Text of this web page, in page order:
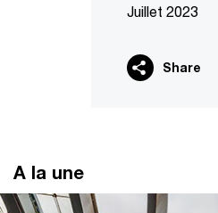
Juillet 2023
Share
A la une